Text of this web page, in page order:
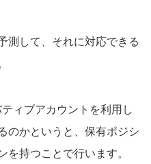
測して、それに対応できる
ィブアカウントを利用し
のかというと、保有ポジシ
を持つことで行います。